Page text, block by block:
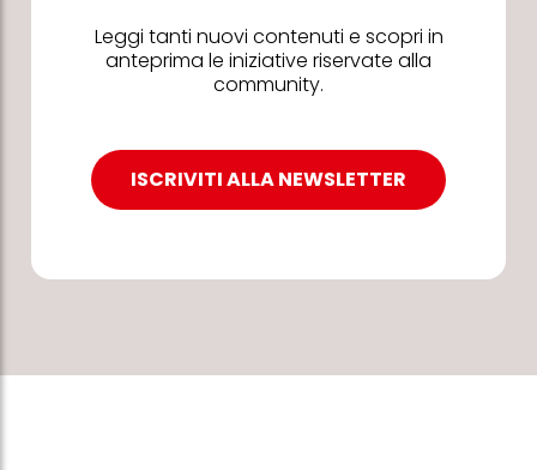
Leggi tanti nuovi contenuti e scopri in
anteprima le iniziative riservate alla
community.
ISCRIVITI ALLA NEWSLETTER